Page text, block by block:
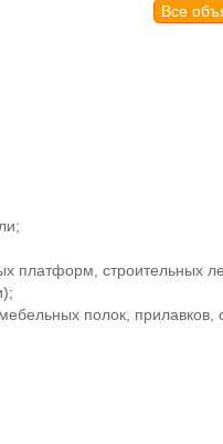
Все
платформ, строительных
полок, прилавков,